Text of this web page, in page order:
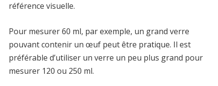
référence visuelle.
Pour mesurer 60 ml, par exemple, un grand verre
pouvant contenir un œuf peut être pratique. Il est
préférable d’utiliser un verre un peu plus grand pour
mesurer 120 ou 250 ml.